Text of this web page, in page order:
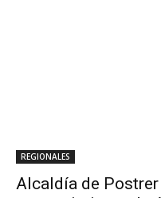
REGIONALES
Alcaldía de